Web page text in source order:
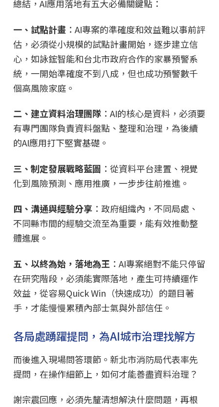
總結，AI應用落地有五大必備關鍵點：
一、試點計畫：AI專案的準確度和效益難以事前評
估，必須從小規模的試點計畫開始，逐步建立信
心，如詠鋐智能和台北市政府合作的家暴預警系
統，一開始準確度不到八成，但也成功預警數千
個高風險家庭。
二、建立資料治理團隊：AI的核心是資料，必須要
有專門團隊負責資料盤點、整理和治理，為後續
的AI應用打下堅實基礎。
三、制定發展戰略藍圖 ：從資料平台建置、視覺
化到風險預測、應用推廣，一步步往前推進。
四、溝通與經驗分享：政府組織內，不同局處、
不同縣市間的經驗交流至為重要，能有效推動整
體進展。
五、以終為始，落地為王 ：AI專案絕對不能只停留
在研究階段，必須能實際落地，產生可持續運作
效益，從容易Quick Win（快速成功）的題目著
手，才能慢慢累積內部士氣與外部信任。
各局處踴躍提問，為AI城市治理找解方
而後進入現場問答環節。新北市消防局代表率先
提問，在操作細節上，如何才能善盡資料治理？
謝宗震回應，必須先釐清想解決什麼問題，再根